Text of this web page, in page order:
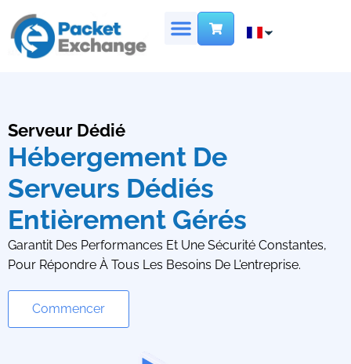
Serveur Dédié
Hébergement De
Serveurs Dédiés
Entièrement Gérés
Garantit Des Performances Et Une Sécurité Constantes,
Pour Répondre À Tous Les Besoins De L'entreprise.
Commencer